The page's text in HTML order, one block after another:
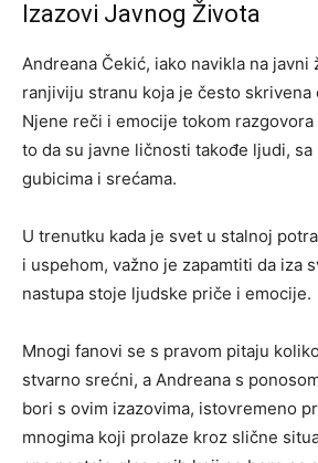
Izazovi Javnog Života
Andreana Čekić, iako navikla na javni
ranjiviju stranu koja je često skrivena
Njene reči i emocije tokom
to da su javne ličnosti takođe ljudi, sa
gubicima i srećama.
U trenutku kada je svet u stalnoj
i uspehom, važno je zapamtiti da iza
nastupa stoje ljudske priče i emocije.
Mnogi fanovi se s pravom pitaju
stvarno srećni, a Andreana s
bori s ovim izazovima, istovremeno
mnogima koji prolaze kroz slične